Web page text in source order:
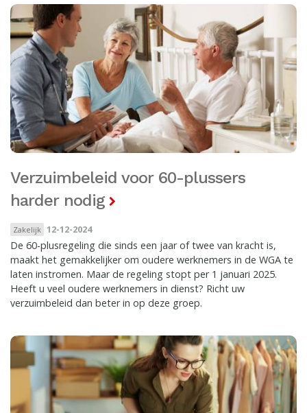
Verzuimbeleid voor 60-plussers
harder nodig
Zakelijk 12-12-2024
De 60-plusregeling die sinds een jaar of twee van kracht is,
maakt het gemakkelijker om oudere werknemers in de WGA te
laten instromen. Maar de regeling stopt per 1 januari 2025.
Heeft u veel oudere werknemers in dienst? Richt uw
verzuimbeleid dan beter in op deze groep.